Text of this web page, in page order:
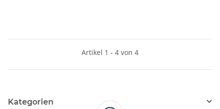
Artikel 1 - 4 von 4
Kategorien